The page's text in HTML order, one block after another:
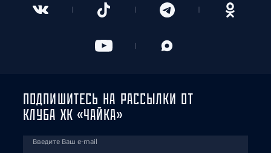
ПОДПИШИТЕСЬ НА РАССЫЛКИ ОТ
КЛУБА ХК «ЧАЙКА»
Введите Ваш e-mail